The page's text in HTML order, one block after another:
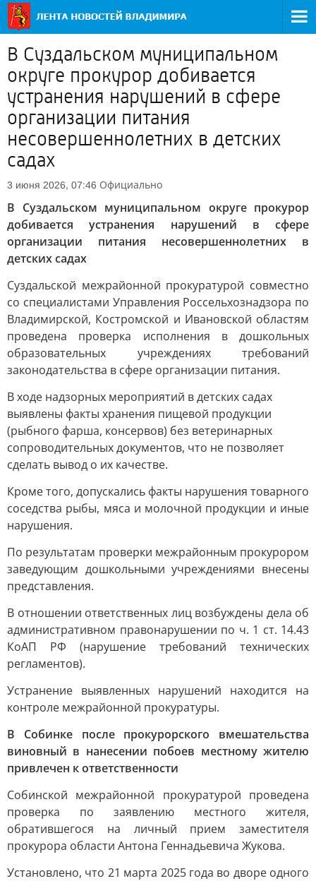
В Суздальском муниципальном
округе прокурор добивается
устранения нарушений в сфере
организации питания
несовершеннолетних в детских
садах
3 июня 2026, 07:46 Официально
В Суздальском муниципальном округе прокурор
добивается устранения нарушений в сфере
организации питания несовершеннолетних в
детских садах
Суздальской межрайонной прокуратурой совместно
со специалистами Управления Россельхознадзора по
Владимирской, Костромской и Ивановской областям
проведена проверка исполнения в дошкольных
образовательных учреждениях требований
законодательства в сфере организации питания.
В ходе надзорных мероприятий в детских садах
выявлены факты хранения пищевой продукции
(рыбного фарша, консервов) без ветеринарных
сопроводительных документов, что не позволяет
сделать вывод о их качестве.
Кроме того, допускались факты нарушения товарного
соседства рыбы, мяса и молочной продукции и иные
нарушения.
По результатам проверки межрайонным прокурором
заведующим дошкольными учреждениями внесены
представления.
В отношении ответственных лиц возбуждены дела об
административном правонарушении по ч. 1 ст. 14.43
КоАП РФ (нарушение требований технических
регламентов).
Устранение выявленных нарушений находится на
контроле межрайонной прокуратуры.
В Собинке после прокурорского вмешательства
виновный в нанесении побоев местному жителю
привлечен к ответственности
Собинской межрайонной прокуратурой проведена
проверка по заявлению местного жителя,
обратившегося на личный прием заместителя
прокурора области Антона Геннадьевича Жукова.
Установлено, что 21 марта 2025 года во дворе одного